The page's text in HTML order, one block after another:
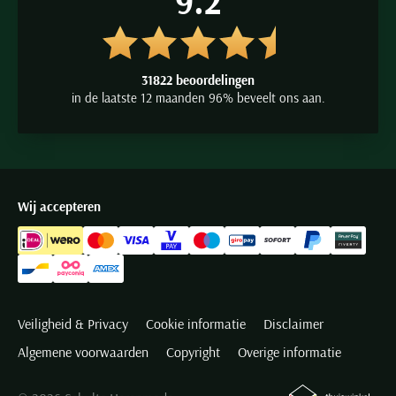
31822 beoordelingen
in de laatste 12 maanden 96% beveelt ons aan.
Wij accepteren
Veiligheid & Privacy Cookie informatie
Disclaimer
Algemene voorwaarden
Copyright Overige informatie